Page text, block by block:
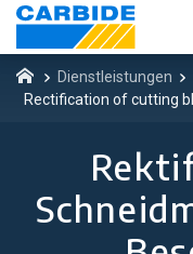
Dienstleistungen
Rectification of cutting